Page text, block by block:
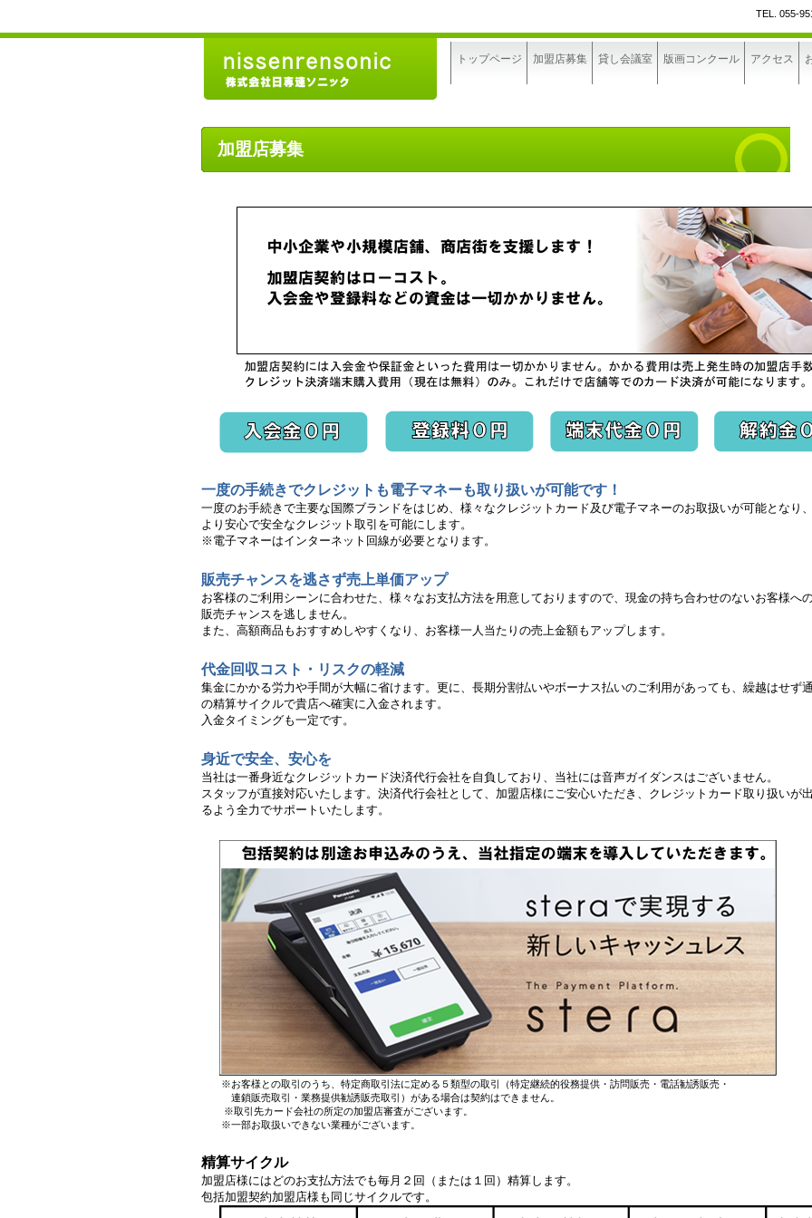
TEL. 055-
加盟店募集
一度の手続きでクレジットも電子マネーも取り扱いが可能です！
一度のお手続きで主要な国際ブランドをはじめ、様々なクレジットカード及び電子マネーのお取扱いが可能となり、
より安心で安全なクレジット取引を可能にします。
※電子マネーはインターネット回線が必要となります。
販売チャンスを逃さず売上単価アップ
お客様のご利用シーンに合わせた、様々なお支払方法を用意しておりますので、現金の持ち合わせのないお客様へ
販売チャンスを逃しません。
また、高額商品もおすすめしやすくなり、お客様一人当たりの売上金額もアップします。
代金回収コスト・リスクの軽減
集金にかかる労力や手間が大幅に省けます。更に、長期分割払いやボーナス払いのご利用があっても、繰越はせず
の精算サイクルで貴店へ確実に入金されます。
入金タイミングも一定です。
身近で安全、安心を
当社は一番身近なクレジットカード決済代行会社を自負しており、当社には音声ガイダンスはございません。
スタッフが直接対応いたします。決済代行会社として、加盟店様にご安心いただき、クレジットカード取り扱いが
るよう全力でサポートいたします。
※お客様との取引のうち、特定商取引法に定める５類型の取引（特定継続的役務提供・訪問販売・電話勧誘販売・
連鎖販売取引・業務提供勧誘販売取引）がある場合は契約はできません。
※取引先カード会社の所定の加盟店審査がございます。
※一部お取扱いできない業種がございます。
精算サイクル
加盟店様にはどのお支払方法でも毎月２回（または１回）精算します。
包括加盟契約加盟店様も同じサイクルです。
トップページ 加盟店募集 貸し会議室 版画コンクール アクセス